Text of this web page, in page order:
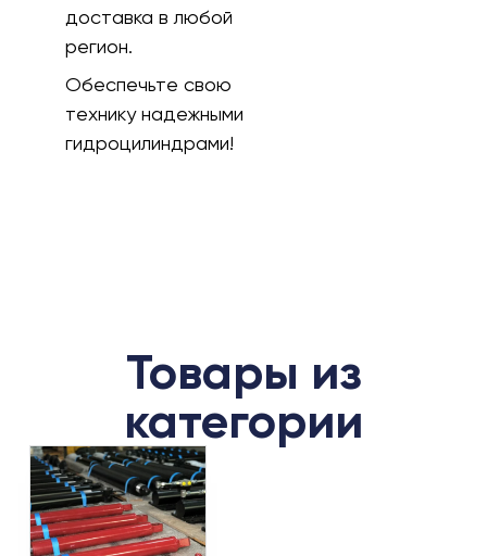
доставка в любой
регион.
Обеспечьте свою
технику надежными
гидроцилиндрами!
Товары из
категории